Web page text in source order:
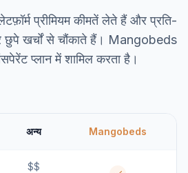
प्रीमियम कीमतें लेते हैं और प्रति-
खर्चों से चौंकाते हैं। Mangobeds
प्लान में शामिल करता है।
अन्य Mangobeds
$$